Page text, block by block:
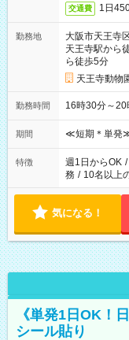
交通費 1日
勤務地
大阪市天王寺
天王寺駅から
ら徒歩5分
天王寺動物
勤務時間 16時30分～
期間 ≪短期＊単発
特徴 週1日からOK /
務 / 10名以上
気になる！
《単発1日OK！
シール貼り